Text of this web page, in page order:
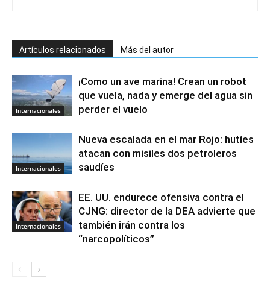
Artículos relacionados Más del autor
Internacionales
¡Como un ave marina! Crean un robot
que vuela, nada y emerge del agua sin
perder el vuelo
Internacionales
Nueva escalada en el mar Rojo: hutíes
atacan con misiles dos petroleros
saudíes
Internacionales
EE. UU. endurece ofensiva contra el
CJNG: director de la DEA advierte que
también irán contra los
“narcopolíticos”